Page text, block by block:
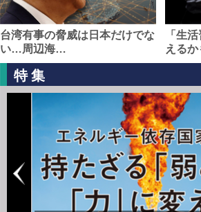
台湾有事の脅威は日本だけでな
い…周辺海…
「生
える
特集